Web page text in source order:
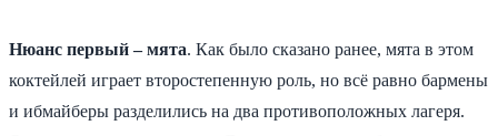
Нюанс первый – мята. Как было сказано ранее, мята в этом
коктейлей играет второстепенную роль, но всё равно бармены
и ибмайберы разделились на два противоположных лагеря.